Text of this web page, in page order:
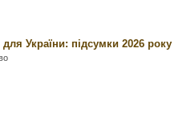
України: підсумки 2026 року